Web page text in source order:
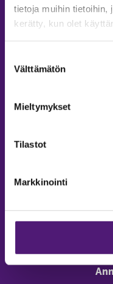
tietoja muihin tietoihin,
kerätty, kun olet
valinta
Välttämätön
Mieltymykset
Tilastot
Markkinointi